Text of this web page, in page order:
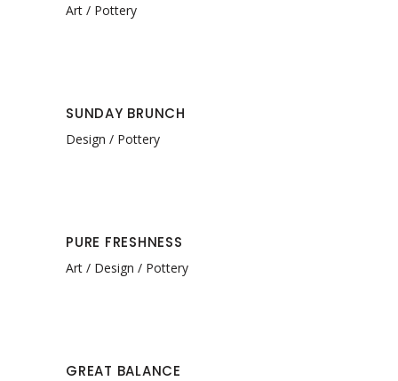
Art Pottery
SUNDAY BRUNCH
Design Pottery
PURE FRESHNESS
Art Design Pottery
GREAT BALANCE